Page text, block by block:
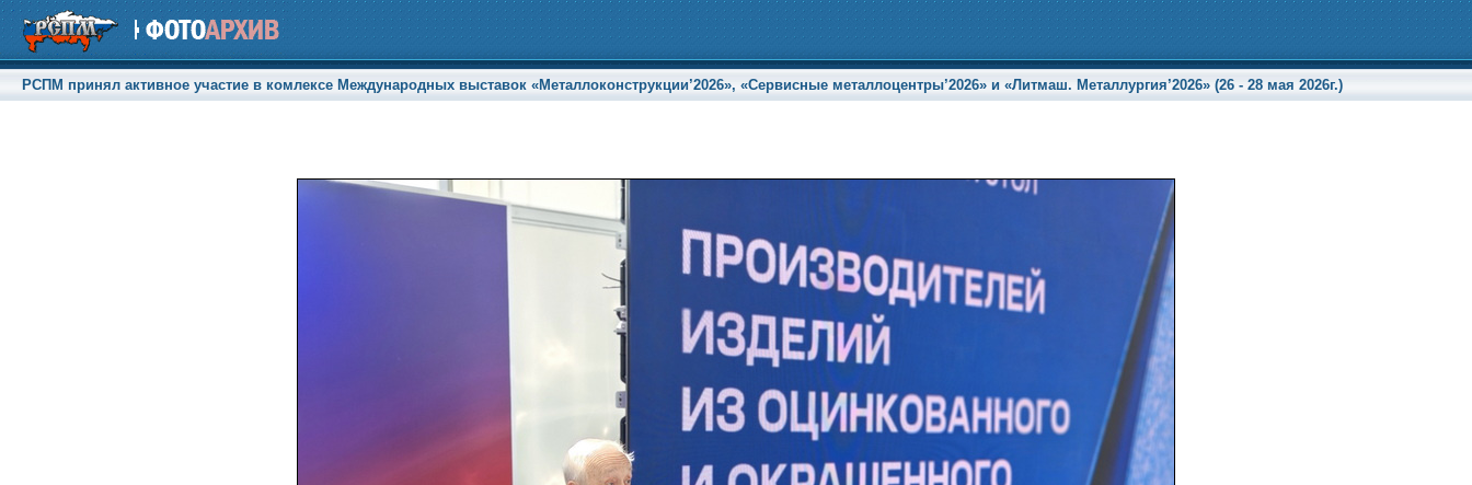
РСПМ принял активное участие в комлексе Международных выставок «Металлоконструкции’2026», «Сервисные металлоцентры’2026» и «Литмаш. Металлургия’2026» (26 - 28 мая 2026г.)